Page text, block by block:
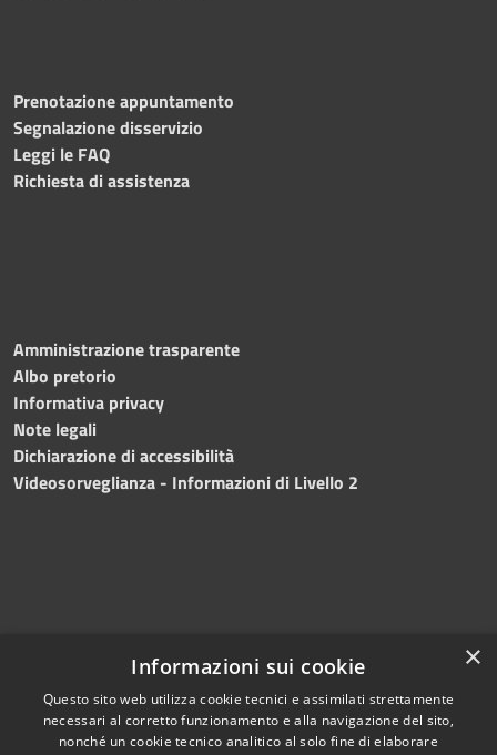
Prenotazione appuntamento
Segnalazione disservizio
Leggi le FAQ
Richiesta di assistenza
Amministrazione trasparente
Albo pretorio
Informativa privacy
Note legali
Dichiarazione di accessibilità
Videosorveglianza - Informazioni di Livello 2
Copyright © 2024 •
×
Informazioni sui cookie
Questo sito web utilizza cookie tecnici e assimilati strettamente
necessari al corretto funzionamento e alla navigazione del sito,
nonché un cookie tecnico analitico al solo fine di elaborare